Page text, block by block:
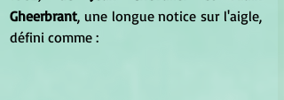
Gheerbrant, une longue notice sur l'aigle,
défini comme :